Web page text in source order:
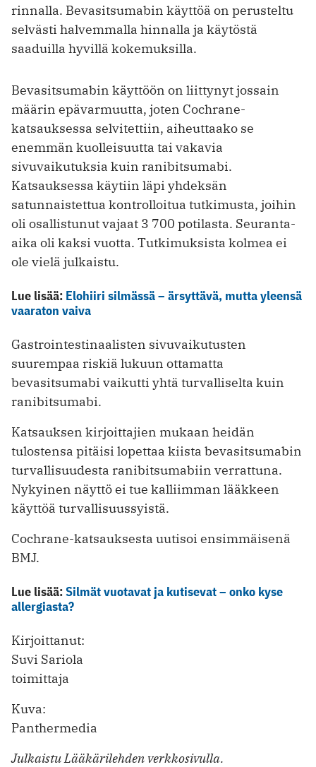
rinnalla. Bevasitsumabin käyttöä on perusteltu
selvästi halvemmalla hinnalla ja käytöstä
saaduilla hyvillä kokemuksilla.
Bevasitsumabin käyttöön on liittynyt jossain
määrin epävarmuutta, joten Cochrane-
katsauksessa selvitettiin, aiheuttaako se
enemmän kuolleisuutta tai vakavia
sivuvaikutuksia kuin ranibitsumabi.
Katsauksessa käytiin läpi yhdeksän
satunnaistettua kontrolloitua tutkimusta, joihin
oli osallistunut vajaat 3 700 potilasta. Seuranta-
aika oli kaksi vuotta. Tutkimuksista kolmea ei
ole vielä julkaistu.
Lue lisää: Elohiiri silmässä – ärsyttävä, mutta yleensä
vaaraton vaiva
Gastrointestinaalisten sivuvaikutusten
suurempaa riskiä lukuun ottamatta
bevasitsumabi vaikutti yhtä turvalliselta kuin
ranibitsumabi.
Katsauksen kirjoittajien mukaan heidän
tulostensa pitäisi lopettaa kiista bevasitsumabin
turvallisuudesta ranibitsumabiin verrattuna.
Nykyinen näyttö ei tue kalliimman lääkkeen
käyttöä turvallisuussyistä.
Cochrane-katsauksesta uutisoi ensimmäisenä
BMJ.
Lue lisää:Silmät vuotavat ja kutisevat – onko kyse
allergiasta?
Kirjoittanut:
Suvi Sariola
toimittaja
Kuva:
Panthermedia
Julkaistu Lääkärilehden verkkosivulla.